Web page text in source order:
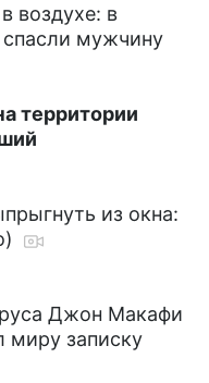
воздухе: в
мужчину
территории
из окна:
Джон Макафи
миру записку